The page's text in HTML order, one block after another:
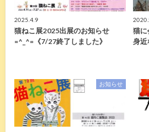
2025.4.9
猫ねこ展2025出展のお知らせ
=^_^=《7/27終了しました》
猫に
身近
お知らせ